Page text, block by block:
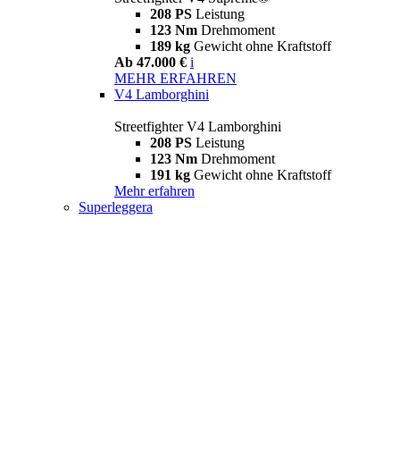
208 PS Leistung
123 Nm Drehmoment
189 kg Gewicht ohne Kraftstoff
Ab 47.000 € i
MEHR ERFAHREN
V4 Lamborghini
Streetfighter V4 Lamborghini
208 PS Leistung
123 Nm Drehmoment
191 kg Gewicht ohne Kraftstoff
Mehr erfahren
Superleggera